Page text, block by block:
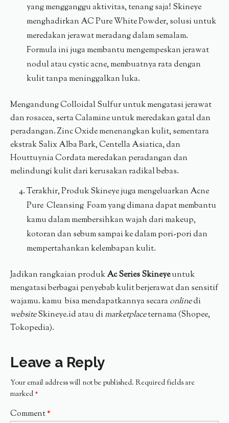
yang mengganggu aktivitas, tenang saja! Skineye
menghadirkan AC Pure White Powder, solusi untuk
meredakan jerawat meradang dalam semalam.
Formula ini juga membantu mengempeskan jerawat
nodul atau cystic acne, membuatnya rata dengan
kulit tanpa meninggalkan luka.
Mengandung Colloidal Sulfur untuk mengatasi jerawat
dan rosacea, serta Calamine untuk meredakan gatal dan
peradangan. Zinc Oxide menenangkan kulit, sementara
ekstrak Salix Alba Bark, Centella Asiatica, dan
Houttuynia Cordata meredakan peradangan dan
melindungi kulit dari kerusakan radikal bebas.
Terakhir, Produk Skineye juga mengeluarkan Acne
Pure Cleansing Foam yang dimana dapat membantu
kamu dalam membersihkan wajah dari makeup,
kotoran dan sebum sampai ke dalam pori-pori dan
mempertahankan kelembapan kulit.
Jadikan rangkaian produkAc Series Skineyeuntuk
mengatasi berbagai penyebab kulit berjerawat dan sensitif
wajamu. kamu bisa mendapatkannya secara onlinedi
websiteSkineye.id atau dimarketplaceternama (Shopee,
Tokopedia).
Leave a Reply
Your email address will not be published. Required fields are
marked *
Comment*